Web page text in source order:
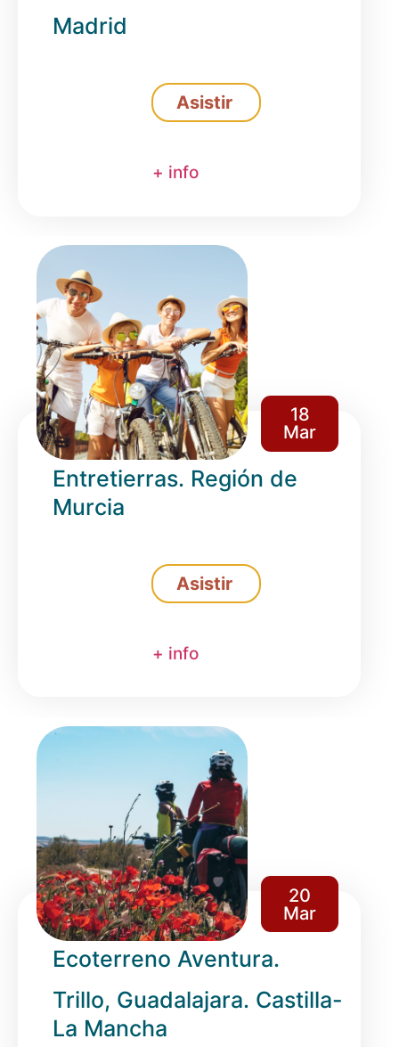
Madrid
Asistir
+ info
18
Mar
Entretierras. Región de
Murcia
Asistir
+ info
20
Mar
Ecoterreno Aventura.
Trillo, Guadalajara. Castilla-
La Mancha